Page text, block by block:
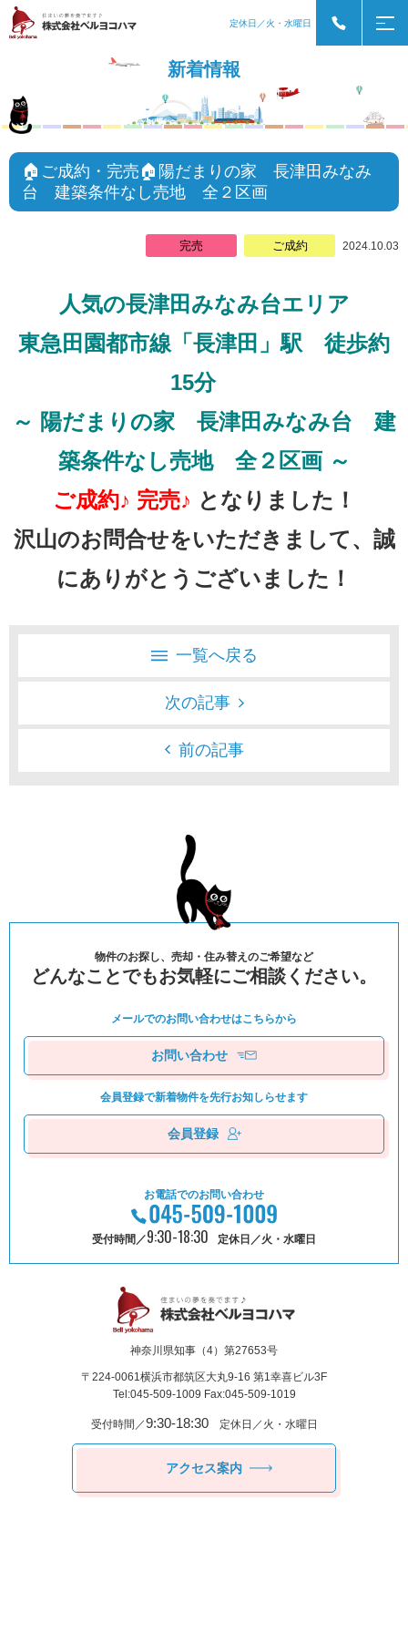
定休日／火・水曜日
新着情報
🏠ご成約・完売🏠陽だまりの家 長津田みなみ
台 建築条件なし売地 全２区画
完売 ご成約 2024.10.03
人気の長津田みなみ台エリア
東急田園都市線「長津田」駅 徒歩約
15分
～ 陽だまりの家 長津田みなみ台 建
築条件なし売地 全２区画 ～
ご成約♪ 完売♪ となりました！
沢山のお問合せをいただきまして、誠
にありがとうございました！
一覧へ戻る
次の記事
前の記事
物件のお探し、売却・住み替えのご希望など
どんなことでもお気軽にご相談ください。
メールでのお問い合わせはこちらから
お問い合わせ
会員登録で新着物件を先⾏お知しらせます
会員登録
お電話でのお問い合わせ
受付時間／9:30-18:30 定休日／火・水曜日
神奈川県知事（4）第27653号
〒224-0061横浜市都筑区⼤丸9-16 第1幸喜ビル3F
Tel:045-509-1009 Fax:045-509-1019
受付時間／9:30-18:30定休日／火・水曜日
アクセス案内